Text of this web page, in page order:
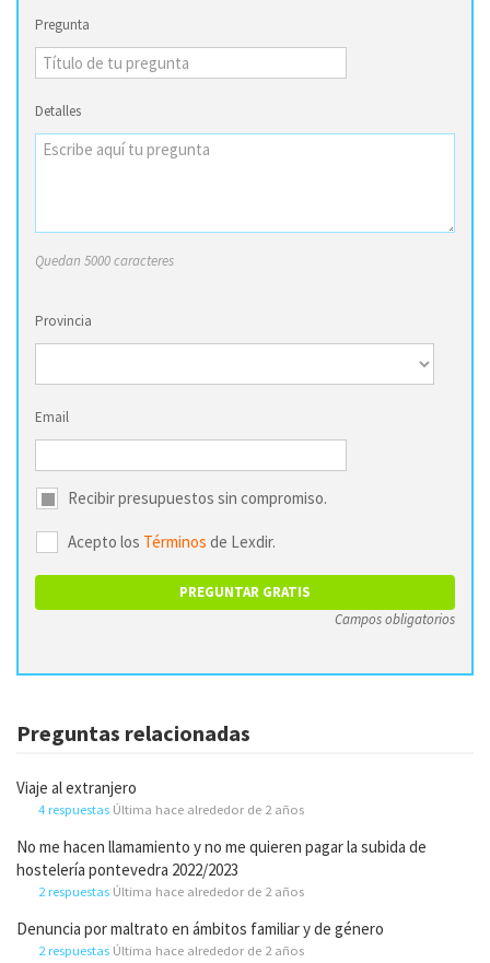
Pregunta
Detalles
Quedan 5000 caracteres
Provincia
Email
Recibir presupuestos sin compromiso.
Acepto los Términos de Lexdir.
Campos obligatorios
Preguntas relacionadas
Viaje al extranjero
4 respuestas Última hace alrededor de 2 años
No me hacen llamamiento y no me quieren pagar la subida de
hostelería pontevedra 2022/2023
2 respuestas Última hace alrededor de 2 años
Denuncia por maltrato en ámbitos familiar y de género
2 respuestas Última hace alrededor de 2 años